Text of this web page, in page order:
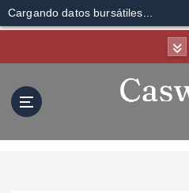
Cargando datos bursátiles...